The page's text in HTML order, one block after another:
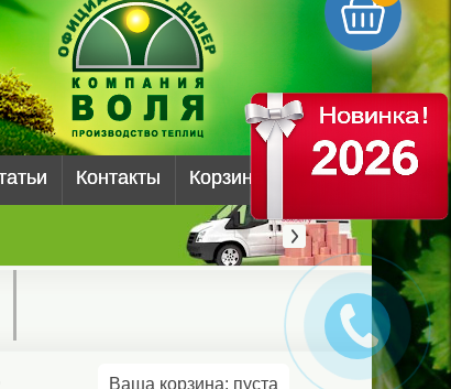
Контакты Корзина
Ваша корзина: пуста